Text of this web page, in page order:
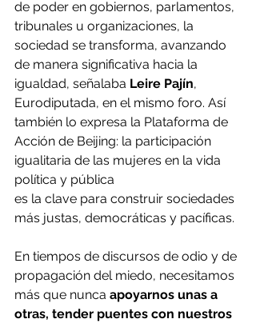
de poder en gobiernos, parlamentos,
tribunales u organizaciones, la
sociedad se transforma, avanzando
de manera significativa hacia la
igualdad, señalaba Leire Pajín,
Eurodiputada, en el mismo foro. Así
también lo expresa la Plataforma de
Acción de Beijing: la participación
igualitaria de las mujeres en la vida
política y pública
es la clave para construir sociedades
más justas, democráticas y pacíficas.
En tiempos de discursos de odio y de
propagación del miedo, necesitamos
más que nunca apoyarnos unas a
otras, tender puentes con nuestros